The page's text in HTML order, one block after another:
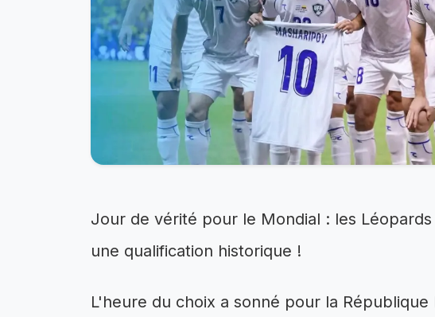
Jour de vérité pour le Mondial : les
une qualification historique !
L'heure du choix a sonné pour la